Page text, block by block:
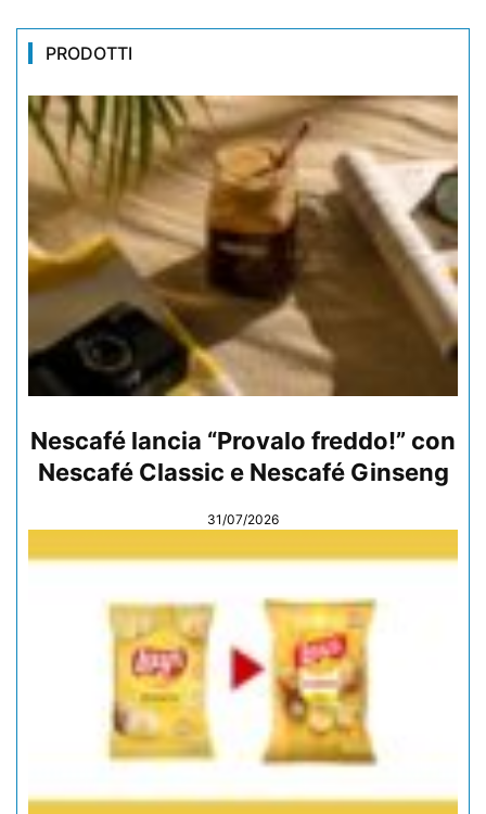
PRODOTTI
Nescafé lancia “Provalo freddo!” con
Nescafé Classic e Nescafé Ginseng
31/07/2026